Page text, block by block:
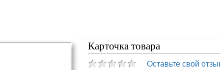
Карточка товара
Оставьте свой